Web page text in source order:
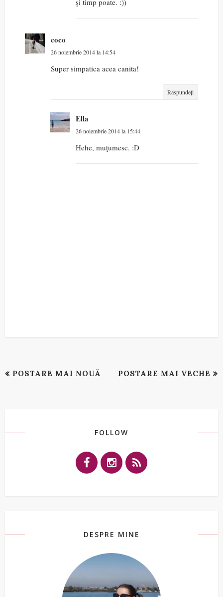
coco
26 noiembrie 2014 la 14:54
Super simpatica acea canita!
Răspundeți
Ella
26 noiembrie 2014 la 15:44
Hehe, muţumesc. :D
POSTARE MAI NOUĂ POSTARE MAI VECHE
FOLLOW
DESPRE MINE